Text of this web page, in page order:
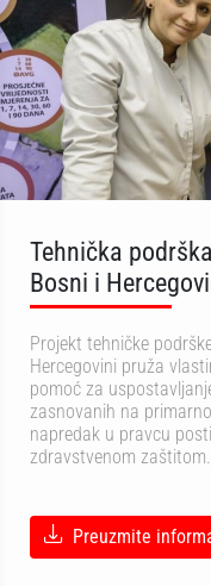
Tehnička
Bosni i
Projekt tehničke
Hercegovini pruža
pomoć za
zasnovanih na
napredak u pravcu
zdravstvenom zaštitom.
Preuzmite